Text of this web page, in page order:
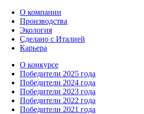
О компании
Производства
Экология
Сделано с Италией
Карьера
О конкурсе
Победители 2025 года
Победители 2024 года
Победители 2023 года
Победители 2022 года
Победители 2021 года